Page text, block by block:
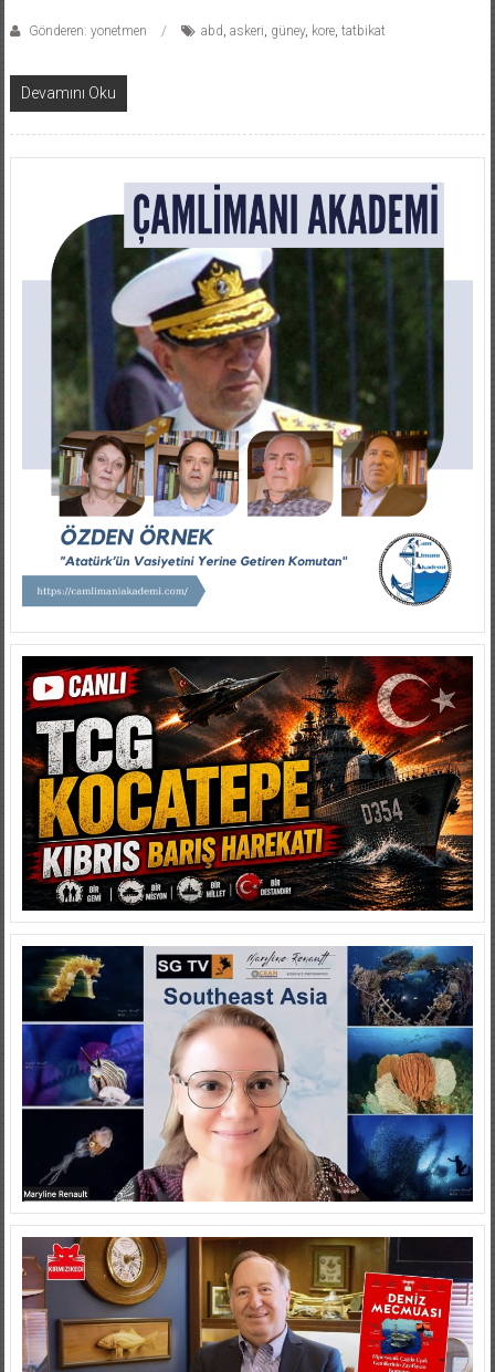
Gönderen: yonetmen abd, askeri, güney, kore, tatbikat
Devamını Oku